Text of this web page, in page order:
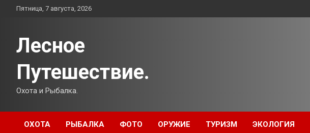
ПерейтиПятница, 7 августа, 2026
Лесное
Путешествие.
Охота и Рыбалка.
ОХОТА РЫБАЛКА ФОТО ОРУЖИЕ ТУРИЗМ ЭКОЛОГИЯ